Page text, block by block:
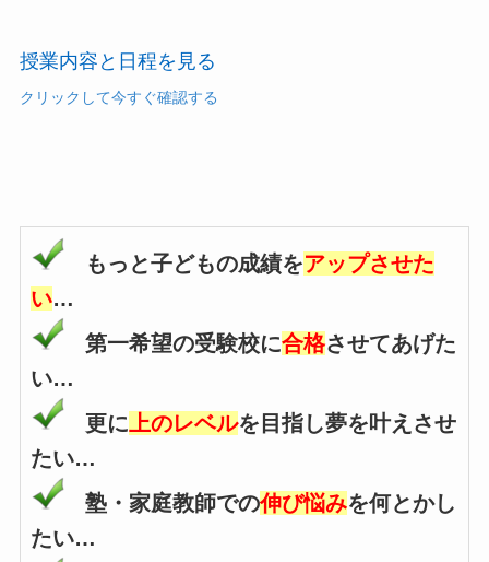
授業内容と日程を見る
クリックして今すぐ確認する
もっと子どもの成績をアップさせた
い…
第一希望の受験校に合格させてあげた
い…
更に上のレベルを目指し夢を叶えさせ
たい…
塾・家庭教師での伸び悩みを何とかし
たい…